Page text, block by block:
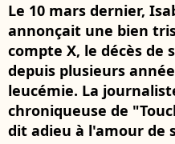
Le 10 mars dernier,
annonçait une bien
compte X, le décès
depuis plusieurs
leucémie. La
chroniqueuse de
dit adieu à l'amour de